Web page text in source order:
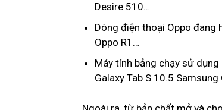
Desire 510…
Dòng điện thoại Oppo đang
Oppo R1 …
Máy tính bảng chạy sử dụng
Galaxy Tab S 10.5